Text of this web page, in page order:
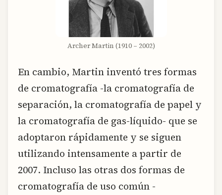
Archer Martin (1910 – 2002)
En cambio, Martin inventó tres formas
de cromatografía -la cromatografía de
separación, la cromatografía de papel y
la cromatografía de gas-líquido- que se
adoptaron rápidamente y se siguen
utilizando intensamente a partir de
2007. Incluso las otras dos formas de
cromatografía de uso común -